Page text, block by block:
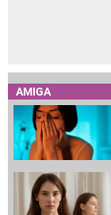
AMIGA